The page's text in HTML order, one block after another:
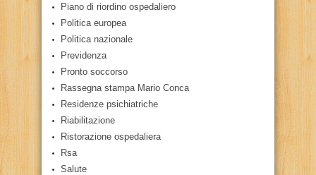
Piano di riordino ospedaliero
Politica europea
Politica nazionale
Previdenza
Pronto soccorso
Rassegna stampa Mario Conca
Residenze psichiatriche
Riabilitazione
Ristorazione ospedaliera
Rsa
Salute